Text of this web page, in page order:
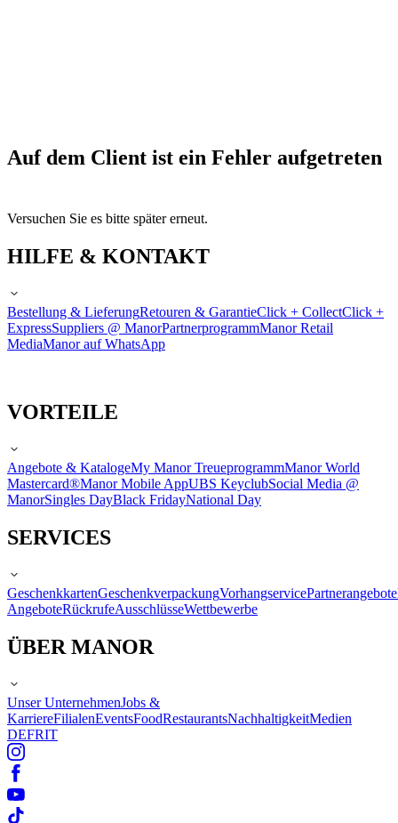
Auf dem Client ist ein Fehler aufgetreten
Versuchen Sie es bitte später erneut.
HILFE & KONTAKT
Bestellung & LieferungRetouren & GarantieClick + CollectClick +
ExpressSuppliers @ ManorPartnerprogrammManor Retail
MediaManor auf WhatsApp
VORTEILE
Angebote & KatalogeMy Manor TreueprogrammManor World
Mastercard®Manor Mobile AppUBS KeyclubSocial Media @
ManorSingles DayBlack FridayNational Day
SERVICES
GeschenkkartenGeschenkverpackungVorhangservicePartnerangebote
AngeboteRückrufeAusschlüsseWettbewerbe
ÜBER MANOR
Unser UnternehmenJobs &
KarriereFilialenEventsFoodRestaurantsNachhaltigkeitMedien
DEFRIT